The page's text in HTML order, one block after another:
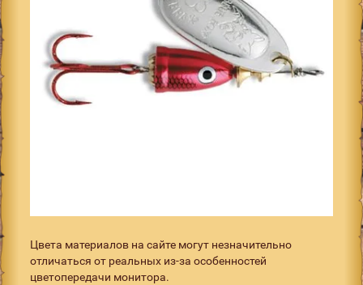
Цвета материалов на сайте могут незначительно
отличаться от реальных из-за особенностей
цветопередачи монитора.